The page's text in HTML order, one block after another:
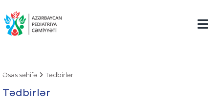
Əsas səhifə Tədbirlər
Tədbirlər